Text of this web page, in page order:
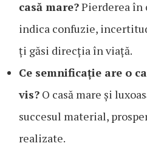
casă mare?Pierderea în
indica confuzie,
ți găsi direcția în viață.
Ce semnificație are o
vis? O casă mare și
succesul material,
realizate.